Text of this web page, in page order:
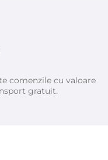
comenzile cu valoare
gratuit.